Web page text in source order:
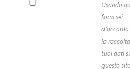
Usando
form sei
d'accordo
la
tuoi dati
questo sito